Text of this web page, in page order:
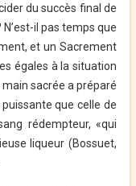
du succès final de
il pas temps que
et un Sacrement
égales à la situation
sacrée a préparé
que celle de
rédempteur, «qui
liqueur (Bossuet,